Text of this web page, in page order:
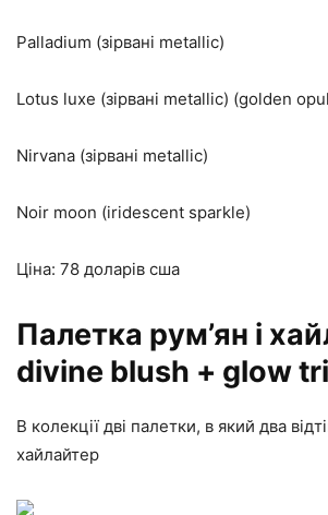
Palladium (зірвані metallic)
Lotus luxe (зірвані metallic) (golden
Nirvana (зірвані metallic)
Noir moon (iridescent sparkle)
Ціна: 78 доларів сша
Палетка рум’ян і
divine blush + glow
В колекції дві палетки, в який два
хайлайтер